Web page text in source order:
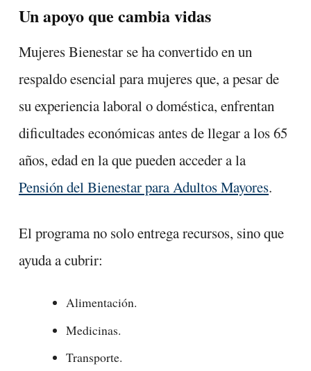
Un apoyo que cambia vidas
Mujeres Bienestar se ha convertido en un
respaldo esencial para mujeres que, a pesar de
su experiencia laboral o doméstica, enfrentan
dificultades económicas antes de llegar a los 65
años, edad en la que pueden acceder a la
Pensión del Bienestar para Adultos Mayores.
El programa no solo entrega recursos, sino que
ayuda a cubrir:
Alimentación.
Medicinas.
Transporte.